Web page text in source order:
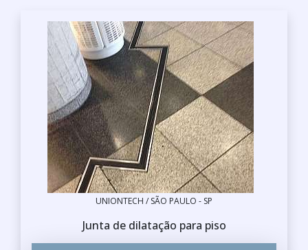
UNIONTECH / SÃO PAULO - SP
Junta de dilatação para piso